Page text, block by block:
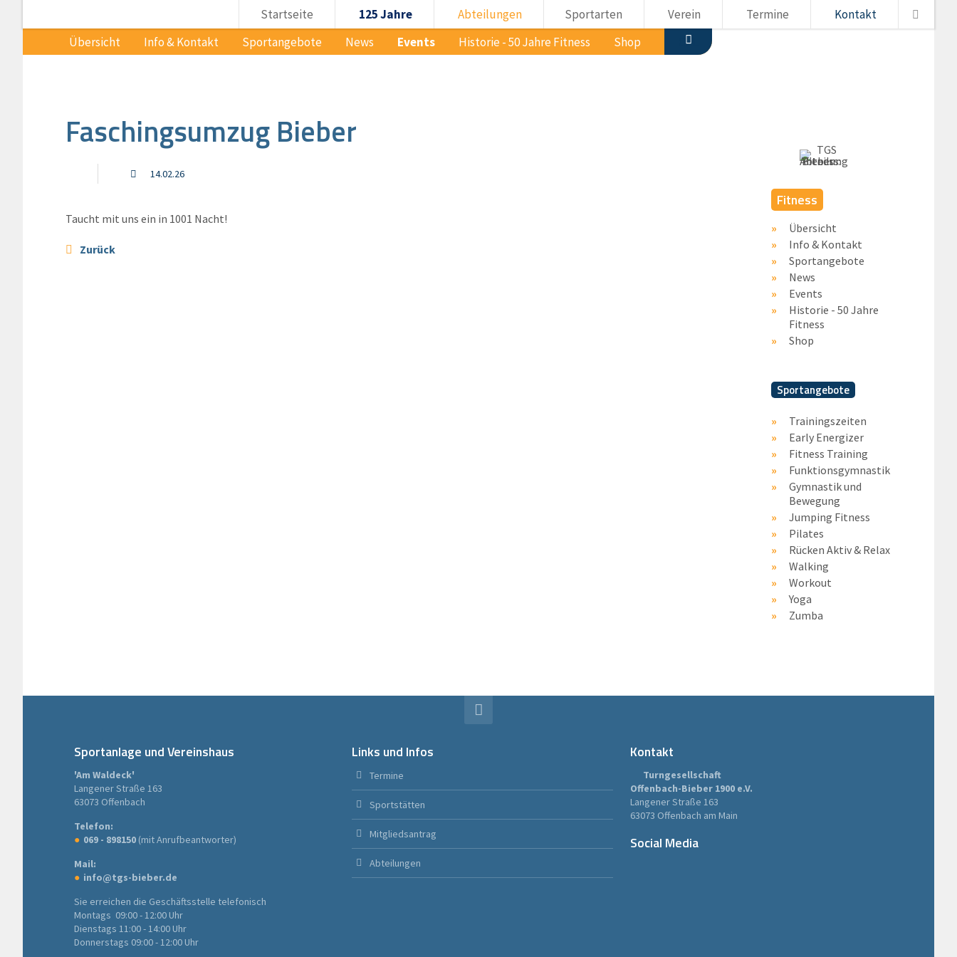
Startseite 125 Jahre Abteilungen Sportarten Verein Termine Kontakt
Faschingsumzug Bieber
14.02.26
Taucht mit uns ein in 1001 Nacht!
Zurück
Fitness
Übersicht
Info & Kontakt
Sportangebote
News
Events
Historie - 50 Jahre
Fitness
Shop
Sportangebote
Trainingszeiten
Early Energizer
Fitness Training
Funktionsgymnastik
Gymnastik und
Bewegung
Jumping Fitness
Pilates
Rücken Aktiv & Relax
Walking
Workout
Yoga
Zumba
Übersicht Info & Kontakt Sportangebote News Events Historie - 50 Jahre Fitness Shop CAL
Sportanlage und Vereinshaus
'Am Waldeck'
Langener Straße 163
63073 Offenbach
Telefon:
069 - 898150(mit Anrufbeantworter)
Mail:
info@tgs-bieber.de
Sie erreichen die Geschäftsstelle telefonisch
Montags 09:00 - 12:00 Uhr
Dienstags 11:00 - 14:00 Uhr
Donnerstags 09:00 - 12:00 Uhr
Links und Infos
Termine
Sportstätten
Mitgliedsantrag
Abteilungen
Kontakt
Turngesellschaft
Offenbach-Bieber 1900 e.V.
Langener Straße 163
63073 Offenbach am Main
Social Media